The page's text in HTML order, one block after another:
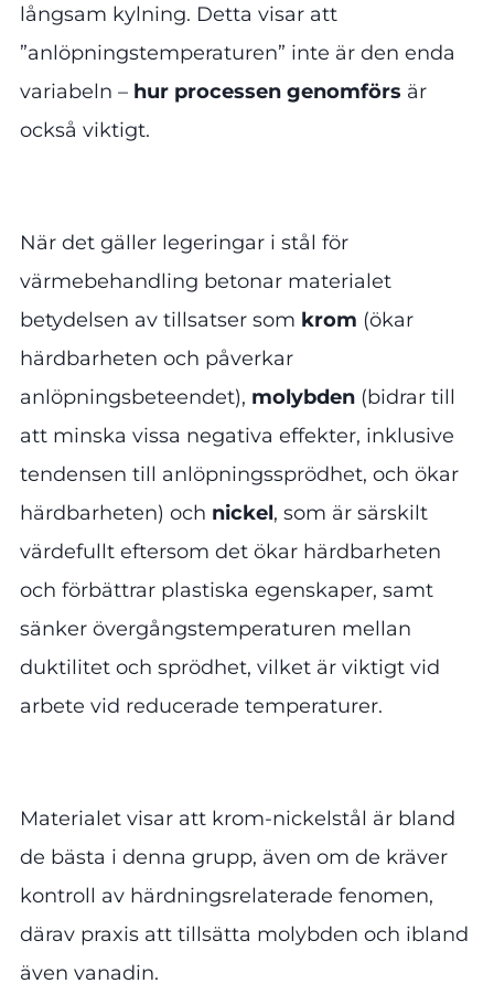
långsam kylning. Detta visar att
”anlöpningstemperaturen” inte är den enda
variabeln – hur processen genomförs är
också viktigt.
När det gäller legeringar i stål för
värmebehandling betonar materialet
betydelsen av tillsatser som krom (ökar
härdbarheten och påverkar
anlöpningsbeteendet), molybden (bidrar till
att minska vissa negativa effekter, inklusive
tendensen till anlöpningssprödhet, och ökar
härdbarheten) och nickel, som är särskilt
värdefullt eftersom det ökar härdbarheten
och förbättrar plastiska egenskaper, samt
sänker övergångstemperaturen mellan
duktilitet och sprödhet, vilket är viktigt vid
arbete vid reducerade temperaturer.
Materialet visar att krom-nickelstål är bland
de bästa i denna grupp, även om de kräver
kontroll av härdningsrelaterade fenomen,
därav praxis att tillsätta molybden och ibland
även vanadin.